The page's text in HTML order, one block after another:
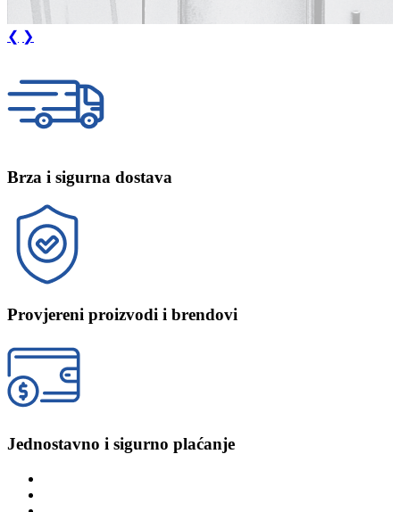
❮ ❯
Brza i sigurna dostava
Provjereni proizvodi i brendovi
Jednostavno i sigurno plaćanje